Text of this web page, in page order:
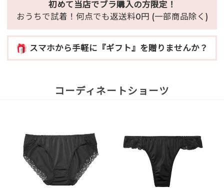
初めて当店でブラ購入の方限定！
おうちで試着！何点でも返送料0円 (一部商品除く)
スマホから手軽に『ギフト』を贈りませんか？
コーディネートショーツ